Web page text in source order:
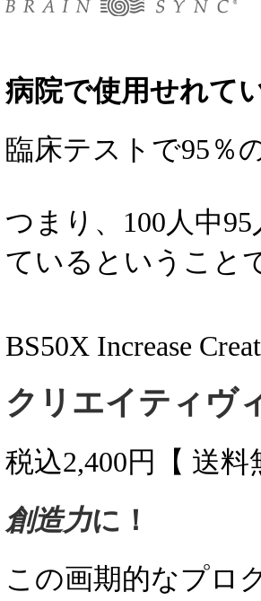
病院で使用せれて
臨床テストで95％
つまり、100人中
ているということ
BS50X Increase
クリエイティヴ
税込2,400円【 送
創造力に！
この画期的なプロ